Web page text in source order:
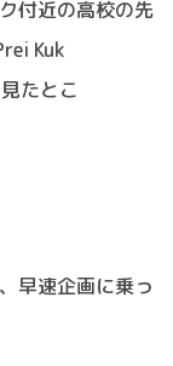
付近の高校の先
Kuk
たとこ
早速企画に乗っ